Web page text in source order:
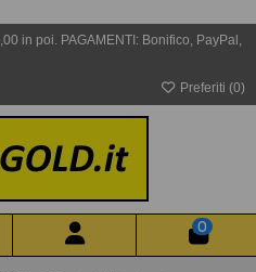
in poi. PAGAMENTI: Bonifico, PayPal,
Preferiti (0)
0